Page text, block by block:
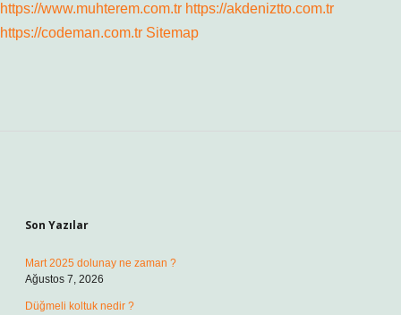
https://www.muhterem.com.tr https://akdeniztto.com.tr
https://codeman.com.tr Sitemap
Son Yazılar
Mart 2025 dolunay ne zaman ?
Ağustos 7, 2026
Düğmeli koltuk nedir ?